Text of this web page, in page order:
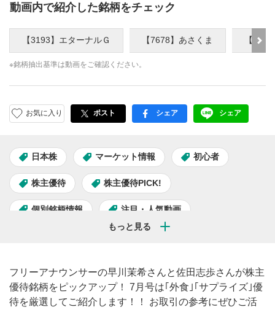
動画内で紹介した銘柄をチェック
【3193】エターナルＧ 【7678】あさくま 【
※銘柄抽出基準は動画をご確認ください。
お気に入り ポスト facebook
シェア LINE
シェア
日本株 マーケット情報 初心者
株主優待 株主優待PICK!
個別銘柄情報 注目・人気動画
フリーアナウンサーの早川茉希さんと佐田志歩さんが株主
優待銘柄をピックアップ！ 7月号は｢外食｣｢サプライズ｣優
待を厳選してご紹介します！！ お取引の参考にぜひご活